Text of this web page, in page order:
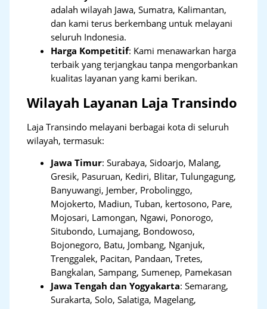
adalah wilayah Jawa, Sumatra, Kalimantan,
dan kami terus berkembang untuk melayani
seluruh Indonesia.
Harga Kompetitif: Kami menawarkan harga
terbaik yang terjangkau tanpa mengorbankan
kualitas layanan yang kami berikan.
Wilayah Layanan Laja Transindo
Laja Transindo melayani berbagai kota di seluruh
wilayah, termasuk:
Jawa Timur:Surabaya, Sidoarjo, Malang,
Gresik, Pasuruan, Kediri, Blitar, Tulungagung,
Banyuwangi, Jember, Probolinggo,
Mojokerto, Madiun, Tuban, kertosono, Pare,
Mojosari, Lamongan, Ngawi, Ponorogo,
Situbondo, Lumajang, Bondowoso,
Bojonegoro, Batu, Jombang, Nganjuk,
Trenggalek, Pacitan, Pandaan, Tretes,
Bangkalan, Sampang, Sumenep, Pamekasan
Jawa Tengah dan Yogyakarta:Semarang,
Surakarta, Solo, Salatiga, Magelang,